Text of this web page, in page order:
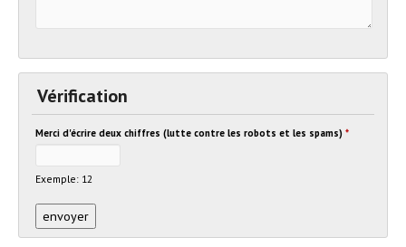
Vérification
Merci d'écrire deux chiffres (lutte contre les robots et les spams) *
Exemple: 12